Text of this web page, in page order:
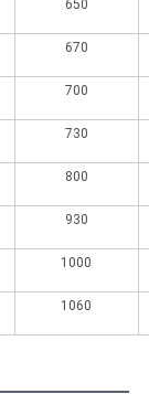
650
670
700
730
800
930
1000
1060